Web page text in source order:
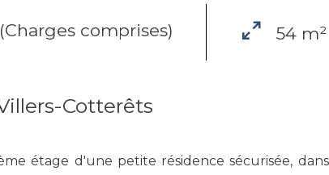
comprises) 54 m²
Cotterêts
étage d'une petite résidence sécurisée,